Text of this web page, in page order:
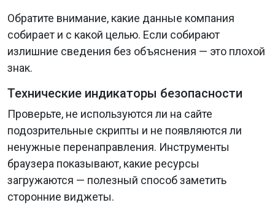
Обратите внимание, какие данные компания
собирает и с какой целью. Если собирают
излишние сведения без объяснения — это плохой
знак.
Технические индикаторы безопасности
Проверьте, не используются ли на сайте
подозрительные скрипты и не появляются ли
ненужные перенаправления. Инструменты
браузера показывают, какие ресурсы
загружаются — полезный способ заметить
сторонние виджеты.